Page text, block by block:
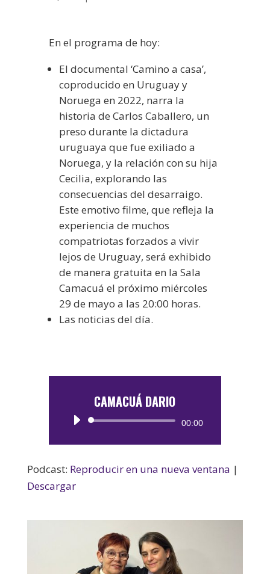
En el programa de hoy:
El documental ‘Camino a casa’,
coproducido en Uruguay y
Noruega en 2022, narra la
historia de Carlos Caballero, un
preso durante la dictadura
uruguaya que fue exiliado a
Noruega, y la relación con su hija
Cecilia, explorando las
consecuencias del desarraigo.
Este emotivo filme, que refleja la
experiencia de muchos
compatriotas forzados a vivir
lejos de Uruguay, será exhibido
de manera gratuita en la Sala
Camacuá el próximo miércoles
29 de mayo a las 20:00 horas.
Las noticias del día.
CAMACUÁ DARIO
Reproductor
00:00
Podcast: Reproducir en una nueva ventana |
Descargar